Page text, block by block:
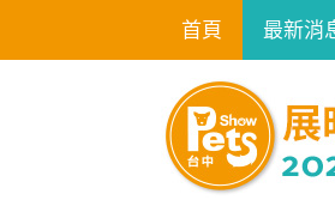
首頁 最新消